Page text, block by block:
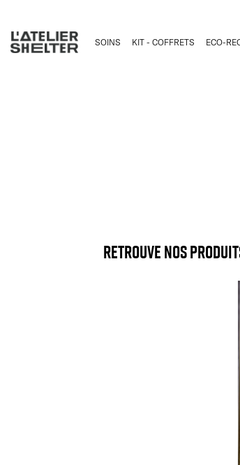
SOINS KIT - COFFRETS ECO-
Retrouve nos